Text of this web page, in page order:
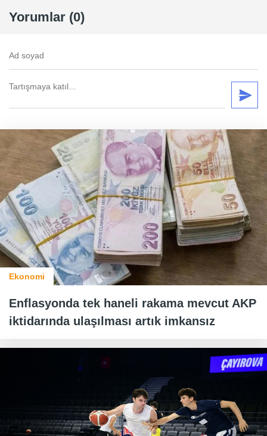
Yorumlar (0)
Ekonomi
Enflasyonda tek haneli rakama mevcut AKP
iktidarında ulaşılması artık imkansız